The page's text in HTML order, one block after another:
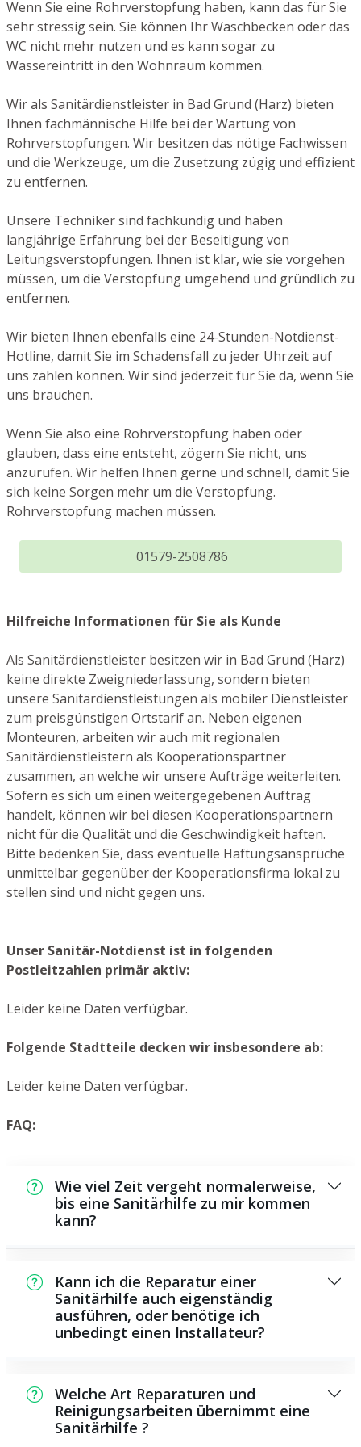
Wenn Sie eine Rohrverstopfung haben, kann das für Sie
sehr stressig sein. Sie können Ihr Waschbecken oder das
WC nicht mehr nutzen und es kann sogar zu
Wassereintritt in den Wohnraum kommen.
Wir als Sanitärdienstleister in Bad Grund (Harz) bieten
Ihnen fachmännische Hilfe bei der Wartung von
Rohrverstopfungen. Wir besitzen das nötige Fachwissen
und die Werkzeuge, um die Zusetzung zügig und effizient
zu entfernen.
Unsere Techniker sind fachkundig und haben
langjährige Erfahrung bei der Beseitigung von
Leitungsverstopfungen. Ihnen ist klar, wie sie vorgehen
müssen, um die Verstopfung umgehend und gründlich zu
entfernen.
Wir bieten Ihnen ebenfalls eine 24-Stunden-Notdienst-
Hotline, damit Sie im Schadensfall zu jeder Uhrzeit auf
uns zählen können. Wir sind jederzeit für Sie da, wenn Sie
uns brauchen.
Wenn Sie also eine Rohrverstopfung haben oder
glauben, dass eine entsteht, zögern Sie nicht, uns
anzurufen. Wir helfen Ihnen gerne und schnell, damit Sie
sich keine Sorgen mehr um die Verstopfung.
Rohrverstopfung machen müssen.
01579-2508786
Hilfreiche Informationen für Sie als Kunde
Als Sanitärdienstleister besitzen wir in Bad Grund (Harz)
keine direkte Zweigniederlassung, sondern bieten
unsere Sanitärdienstleistungen als mobiler Dienstleister
zum preisgünstigen Ortstarif an. Neben eigenen
Monteuren, arbeiten wir auch mit regionalen
Sanitärdienstleistern als Kooperationspartner
zusammen, an welche wir unsere Aufträge weiterleiten.
Sofern es sich um einen weitergegebenen Auftrag
handelt, können wir bei diesen Kooperationspartnern
nicht für die Qualität und die Geschwindigkeit haften.
Bitte bedenken Sie, dass eventuelle Haftungsansprüche
unmittelbar gegenüber der Kooperationsfirma lokal zu
stellen sind und nicht gegen uns.
Unser Sanitär-Notdienst ist in folgenden
Postleitzahlen primär aktiv:
Leider keine Daten verfügbar.
Folgende Stadtteile decken wir insbesondere ab:
Leider keine Daten verfügbar.
FAQ:
Wie viel Zeit vergeht normalerweise,
bis eine Sanitärhilfe zu mir kommen
kann?
Zeit bei Ihnen vor Ort sein. Dies hängt unter
anderem von der Auftragslage zu dem
Zeitpunkt ab sowie von der Verkehrslage
und der Entfernung zu Ihnen.
Kann ich die Reparatur einer
Sanitärhilfe auch eigenständig
ausführen, oder benötige ich
unbedingt einen Installateur?
Wartungsarbeiten, die Sie eigenständig
ausführen können, beispielsweise das
Verwenden von Rohrreinigern aus dem
Welche Art Reparaturen und
Reinigungsarbeiten übernimmt eine
Sanitärhilfe ?